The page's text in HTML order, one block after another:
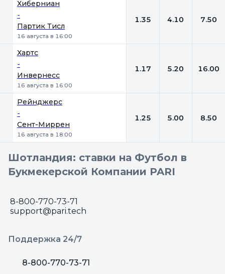
Хиберниан
-
Партик Тисл
16 августа в 16:00
1.35 4.10 7.50
Хартс
-
Инвернесс
16 августа в 16:00
1.17 5.20 16.00
Рейнджерс
-
Сент-Миррен
16 августа в 18:00
1.25 5.00 8.50
Шотландия: ставки на Футбол в
Букмекерской Компании PARI
8-800-770-73-71
support@pari.tech
Поддержка 24/7
8-800-770-73-71